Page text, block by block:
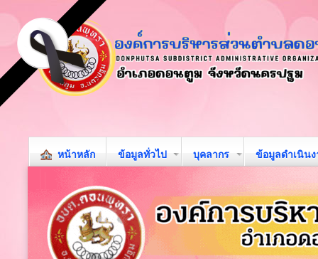
หน้าหลัก ข้อมูลทั่วไป บุคลากร ข้อมูลดำเนิน